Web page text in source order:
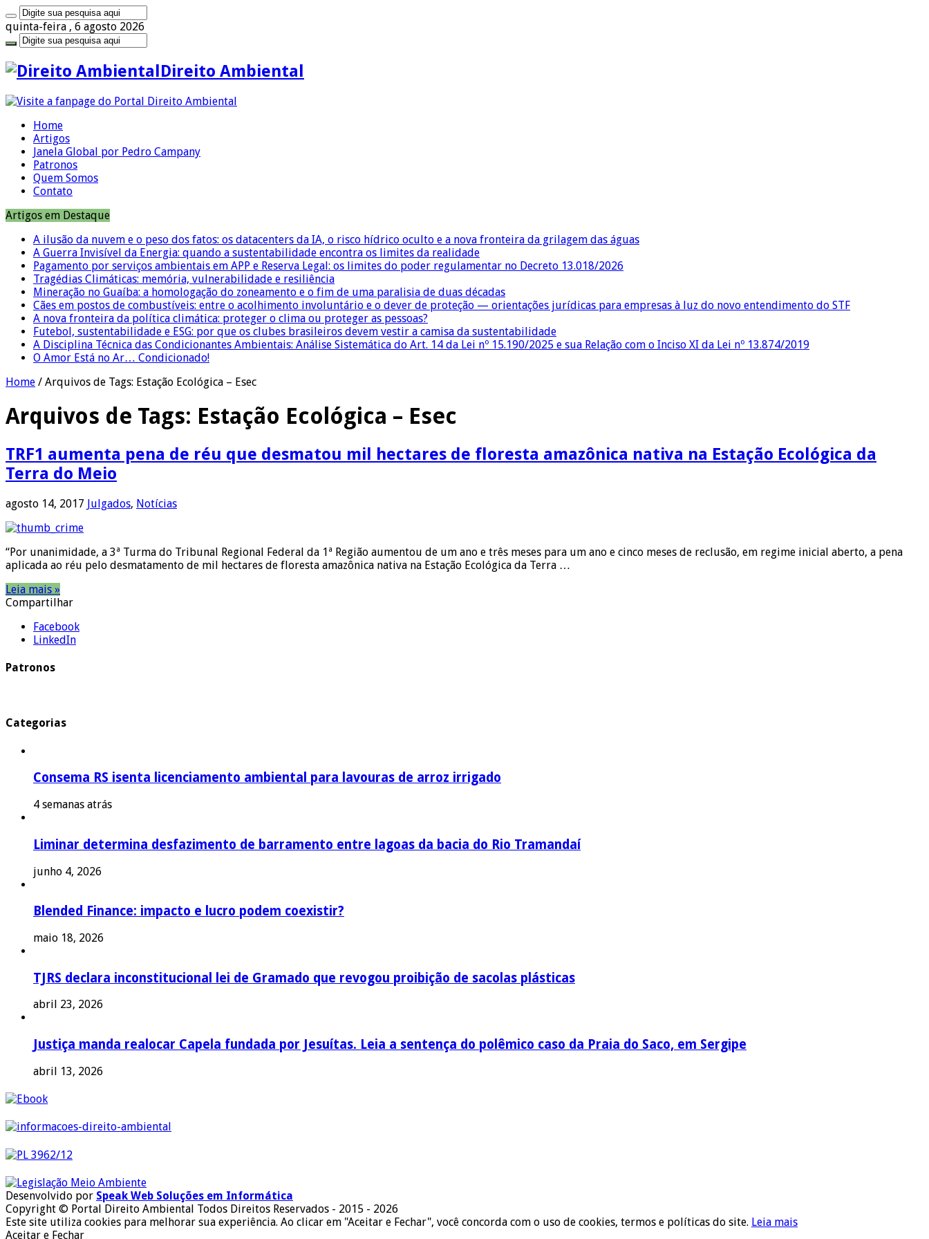
quinta-feira , 6 agosto 2026
Direito Ambiental
Home
Artigos
Janela Global por Pedro Campany
Patronos
Quem Somos
Contato
Artigos em Destaque
A ilusão da nuvem e o peso dos fatos: os datacenters da IA, o risco hídrico oculto e a nova fronteira da grilagem das águas
A Guerra Invisível da Energia: quando a sustentabilidade encontra os limites da realidade
Pagamento por serviços ambientais em APP e Reserva Legal: os limites do poder regulamentar no Decreto 13.018/2026
Tragédias Climáticas: memória, vulnerabilidade e resiliência
Mineração no Guaíba: a homologação do zoneamento e o fim de uma paralisia de duas décadas
Cães em postos de combustíveis: entre o acolhimento involuntário e o dever de proteção — orientações jurídicas para empresas à luz do novo entendimento do STF
A nova fronteira da política climática: proteger o clima ou proteger as pessoas?
Futebol, sustentabilidade e ESG: por que os clubes brasileiros devem vestir a camisa da sustentabilidade
A Disciplina Técnica das Condicionantes Ambientais: Análise Sistemática do Art. 14 da Lei nº 15.190/2025 e sua Relação com o Inciso XI da Lei nº 13.874/2019
O Amor Está no Ar… Condicionado!
Home / Arquivos de Tags: Estação Ecológica – Esec
Arquivos de Tags: Estação Ecológica – Esec
TRF1 aumenta pena de réu que desmatou mil hectares de floresta amazônica nativa na Estação Ecológica da
Terra do Meio
agosto 14, 2017 Julgados, Notícias
“Por unanimidade, a 3ª Turma do Tribunal Regional Federal da 1ª Região aumentou de um ano e três meses para um ano e cinco meses de reclusão, em regime inicial aberto, a pena
aplicada ao réu pelo desmatamento de mil hectares de floresta amazônica nativa na Estação Ecológica da Terra …
Leia mais »
Compartilhar
Facebook
LinkedIn
Patronos
Categorias
Consema RS isenta licenciamento ambiental para lavouras de arroz irrigado
4 semanas atrás
Liminar determina desfazimento de barramento entre lagoas da bacia do Rio Tramandaí
junho 4, 2026
Blended Finance: impacto e lucro podem coexistir?
maio 18, 2026
TJRS declara inconstitucional lei de Gramado que revogou proibição de sacolas plásticas
abril 23, 2026
Justiça manda realocar Capela fundada por Jesuítas. Leia a sentença do polêmico caso da Praia do Saco, em Sergipe
abril 13, 2026
Desenvolvido por Speak Web Soluções em Informática
Copyright © Portal Direito Ambiental Todos Direitos Reservados - 2015 - 2026
Este site utiliza cookies para melhorar sua experiência. Ao clicar em "Aceitar e Fechar", você concorda com o uso de cookies, termos e políticas do site. Leia mais
Aceitar e Fechar